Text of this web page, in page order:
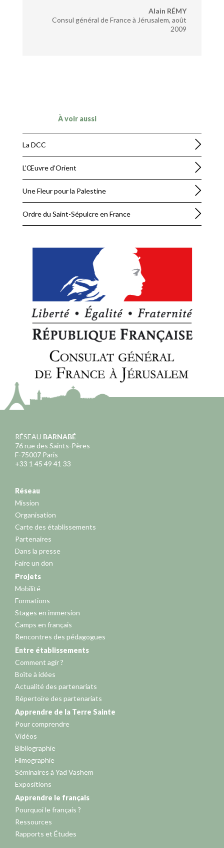
Alain RÉMY
Consul général de France à Jérusalem, août
2009
À voir aussi
La DCC
L’Œuvre d’Orient
Une Fleur pour la Palestine
Ordre du Saint-Sépulcre en France
RÉSEAU BARNABÉ
76 rue des Saints-Pères
F-75007 Paris
+33 1 45 49 41 33
Réseau
Mission
Organisation
Carte des établissements
Partenaires
Dans la presse
Faire un don
Projets
Mobilité
Formations
Stages en immersion
Camps en français
Rencontres des pédagogues
Entre établissements
Comment agir ?
Boîte à idées
Actualité des partenariats
Répertoire des partenariats
Apprendre de la Terre Sainte
Pour comprendre
Vidéos
Bibliographie
Filmographie
Séminaires à Yad Vashem
Expositions
Apprendre le français
Pourquoi le français ?
Ressources
Rapports et Études